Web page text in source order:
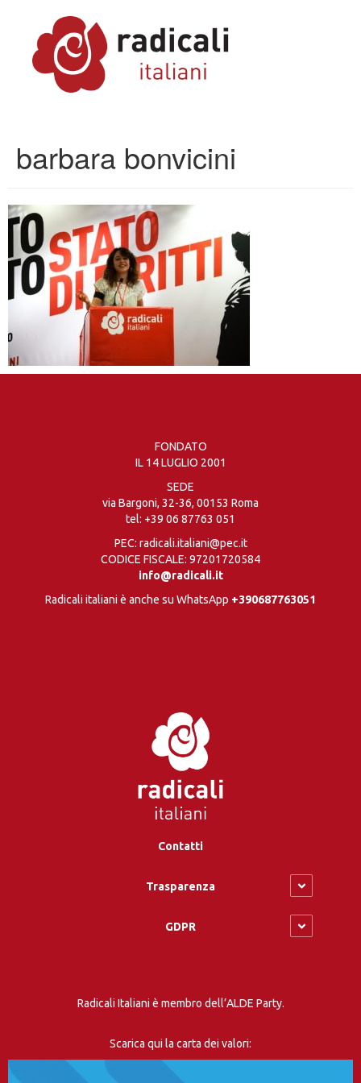
barbara bonvicini
FONDATO
IL 14 LUGLIO 2001
SEDE
via Bargoni, 32-36, 00153 Roma
tel: +39 06 87763 051
PEC: radicali.italiani@pec.it
CODICE FISCALE: 97201720584
info@radicali.it
Radicali italiani è anche su WhatsApp +390687763051
Contatti
Trasparenza
GDPR
Radicali Italiani è membro dell’ALDE Party.
Scarica qui la carta dei valori: